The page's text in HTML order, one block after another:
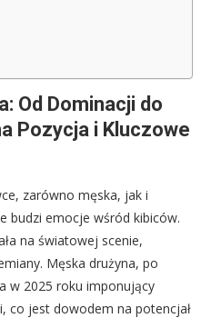
Od Dominacji do
Pozycja i Kluczowe
zarówno męska, jak i
budzi emocje wśród kibiców.
na światowej scenie,
Męska drużyna, po
w 2025 roku imponujący
co jest dowodem na potencjał